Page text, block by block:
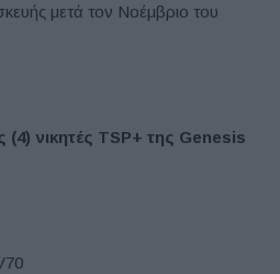
μετά τον Νοέμβριο του
(4) νικητές TSP+ της Genesis